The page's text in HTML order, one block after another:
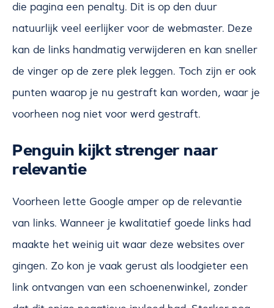
die pagina een penalty. Dit is op den duur
natuurlijk veel eerlijker voor de webmaster. Deze
kan de links handmatig verwijderen en kan sneller
de vinger op de zere plek leggen. Toch zijn er ook
punten waarop je nu gestraft kan worden, waar je
voorheen nog niet voor werd gestraft.
Penguin kijkt strenger naar
relevantie
Voorheen lette Google amper op de relevantie
van links. Wanneer je kwalitatief goede links had
maakte het weinig uit waar deze websites over
gingen. Zo kon je vaak gerust als loodgieter een
link ontvangen van een schoenenwinkel, zonder